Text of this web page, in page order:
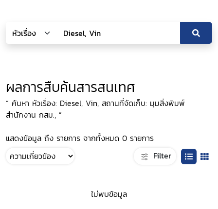
ผลการสืบค้นสารสนเทศ
“ ค้นหา หัวเรื่อง: Diesel, Vin, สถานที่จัดเก็บ: มุมสิ่งพิมพ์
สำนักงาน กสม., ”
แสดงข้อมูล ถึง รายการ จากทั้งหมด 0 รายการ
Filter
ไม่พบข้อมูล